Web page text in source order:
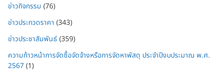
ข่าวกิจกรรม (76)
ข่าวประกวดราคา (343)
ข่าวประชาสัมพันธ์(359)
ความก้าวหน้าการจัดซื้อจัดจ้างหรือการจัดหาพัสดุ ประจำปีงบประมาณ พ.ศ.
2567(1)